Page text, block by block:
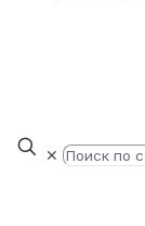
✕